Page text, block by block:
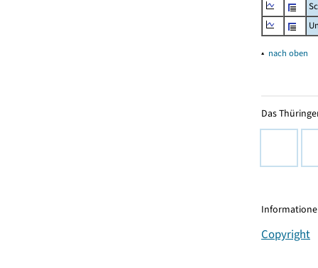
▴ nach oben
Das
Copyright